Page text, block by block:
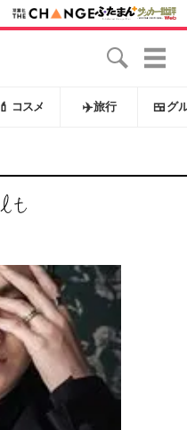
💄 コスメ ✈️旅行 🍱 グ